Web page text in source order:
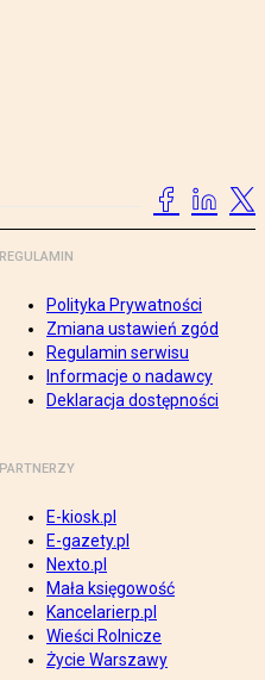
REGULAMIN
Polityka Prywatności
Zmiana ustawień zgód
Regulamin serwisu
Informacje o nadawcy
Deklaracja dostępności
PARTNERZY
E-kiosk.pl
E-gazety.pl
Nexto.pl
Mała księgowość
Kancelarierp.pl
Wieści Rolnicze
Życie Warszawy